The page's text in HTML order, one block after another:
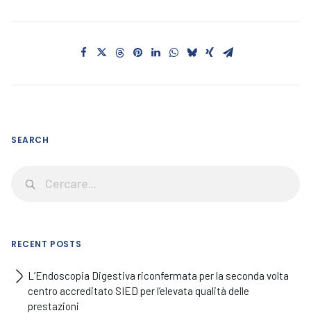
SEARCH
RECENT POSTS
L’Endoscopia Digestiva riconfermata per la seconda volta
centro accreditato SIED per l’elevata qualità delle
prestazioni